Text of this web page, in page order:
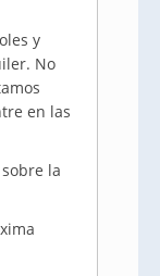
y
No
en las
la